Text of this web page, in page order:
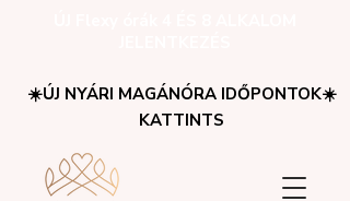
☀️ÚJ NYÁRI MAGÁNÓRA IDŐPONTOK☀️
KATTINTS